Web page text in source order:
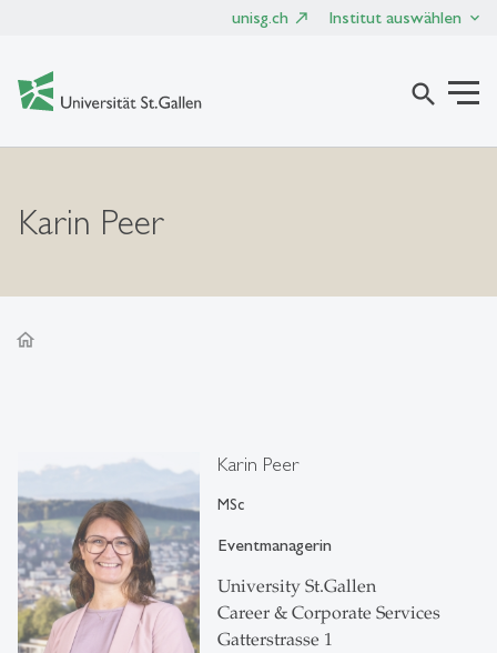
unisg.ch Institut auswählen
search
Karin Peer
home
Karin Peer
MSc
Eventmanagerin
University St.Gallen
Career & Corporate Services
Gatterstrasse 1